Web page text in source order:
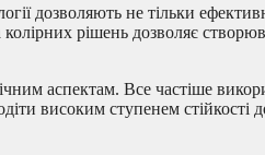
дозволяють не тільки
рішень дозволяє
аспектам. Все частіше
високим ступенем стійкості